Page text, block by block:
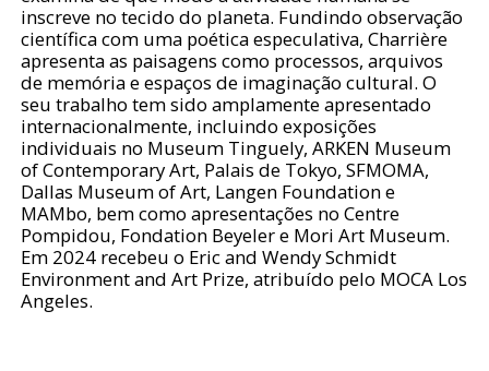
inscreve no tecido do planeta. Fundindo observação
científica com uma poética especulativa, Charrière
apresenta as paisagens como processos, arquivos
de memória e espaços de imaginação cultural. O
seu trabalho tem sido amplamente apresentado
internacionalmente, incluindo exposições
individuais no Museum Tinguely, ARKEN Museum
of Contemporary Art, Palais de Tokyo, SFMOMA,
Dallas Museum of Art, Langen Foundation e
MAMbo, bem como apresentações no Centre
Pompidou, Fondation Beyeler e Mori Art Museum.
Em 2024 recebeu o Eric and Wendy Schmidt
Environment and Art Prize, atribuído pelo MOCA Los
Angeles.